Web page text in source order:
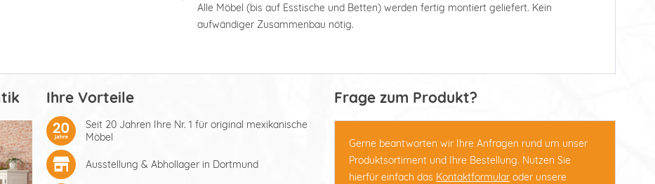
Alle Möbel (bis auf Esstische und Betten) werden fertig montiert geliefert. Kein
aufwändiger Zusammenbau nötig.
Ihre Vorteile
Seit 20 Jahren Ihre Nr. 1 für original mexikanische
Möbel
Ausstellung & Abhollager in Dortmund
Frage zum Produkt?
Gerne beantworten wir Ihre Anfragen rund um unser
Produktsortiment und Ihre Bestellung. Nutzen Sie
hierfür einfach das Kontaktformular oder unsere